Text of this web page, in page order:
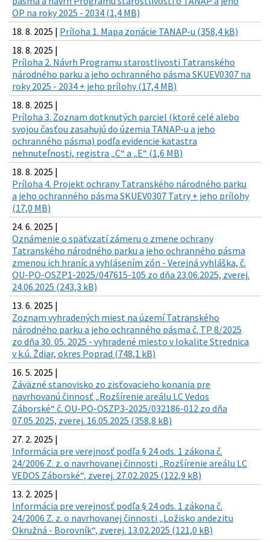
OP na roky 2025 - 2034 (1,4 MB)
18. 8. 2025 | Príloha 1. Mapa zonácie TANAP-u (358,4 kB)
18. 8. 2025 |
Príloha 2. Návrh Programu starostlivosti Tatranského
národného parku a jeho ochranného pásma SKUEV0307 na
roky 2025 - 2034 + jeho prílohy (17,4 MB)
18. 8. 2025 |
Príloha 3. Zoznam dotknutých parciel (ktoré celé alebo
svojou časťou zasahujú do územia TANAP-u a jeho
ochranného pásma) podľa evidencie katastra
nehnuteľnosti, registra „C“ a „E“ (1,6 MB)
18. 8. 2025 |
Príloha 4. Projekt ochrany Tatranského národného parku
a jeho ochranného pásma SKUEV0307 Tatry + jeho prílohy
(17,0 MB)
24. 6. 2025 |
Oznámenie o späťvzatí zámeru o zmene ochrany
Tatranského národného parku a jeho ochranného pásma
zmenou ich hraníc a vyhlásením zón - Verejná vyhláška, č.
OU-PO-OSZP1-2025/047615-105 zo dňa 23.06.2025, zverej.
24.06.2025 (243,3 kB)
13. 6. 2025 |
Zoznam vyhradených miest na území Tatranského
národného parku a jeho ochranného pásma č. TP 8/2025
zo dňa 30. 05. 2025 - vyhradené miesto v lokalite Strednica
v k.ú. Ždiar, okres Poprad (748,1 kB)
16. 5. 2025 |
Záväzné stanovisko zo zisťovacieho konania pre
navrhovanú činnosť „Rozšírenie areálu LC Vedos
Záborské“ č. OU-PO-OSZP3-2025/032186-012 zo dňa
07.05.2025, zverej. 16.05.2025 (358,8 kB)
27. 2. 2025 |
Informácia pre verejnosť podľa § 24 ods. 1 zákona č.
24/2006 Z. z. o navrhovanej činnosti „Rozšírenie areálu LC
VEDOS Záborské“, zverej. 27.02.2025 (122,9 kB)
13. 2. 2025 |
Informácia pre verejnosť podľa § 24 ods. 1 zákona č.
24/2006 Z. z. o navrhovanej činnosti „Ložisko andezitu
Okružná - Borovník“, zverej. 13.02.2025 (121,0 kB)